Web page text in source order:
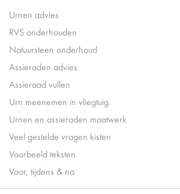
Urnen advies
RVS onderhouden
Natuursteen onderhoud
Assieraden advies
Assieraad vullen
Urn meenemen in vliegtuig
Urnen en assieraden maatwerk
Veel gestelde vragen kisten
Voorbeeld teksten
Voor, tijdens & na